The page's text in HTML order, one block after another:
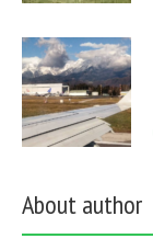
About author